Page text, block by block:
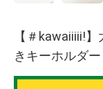
【＃kawaiiiii!
きキーホルダー